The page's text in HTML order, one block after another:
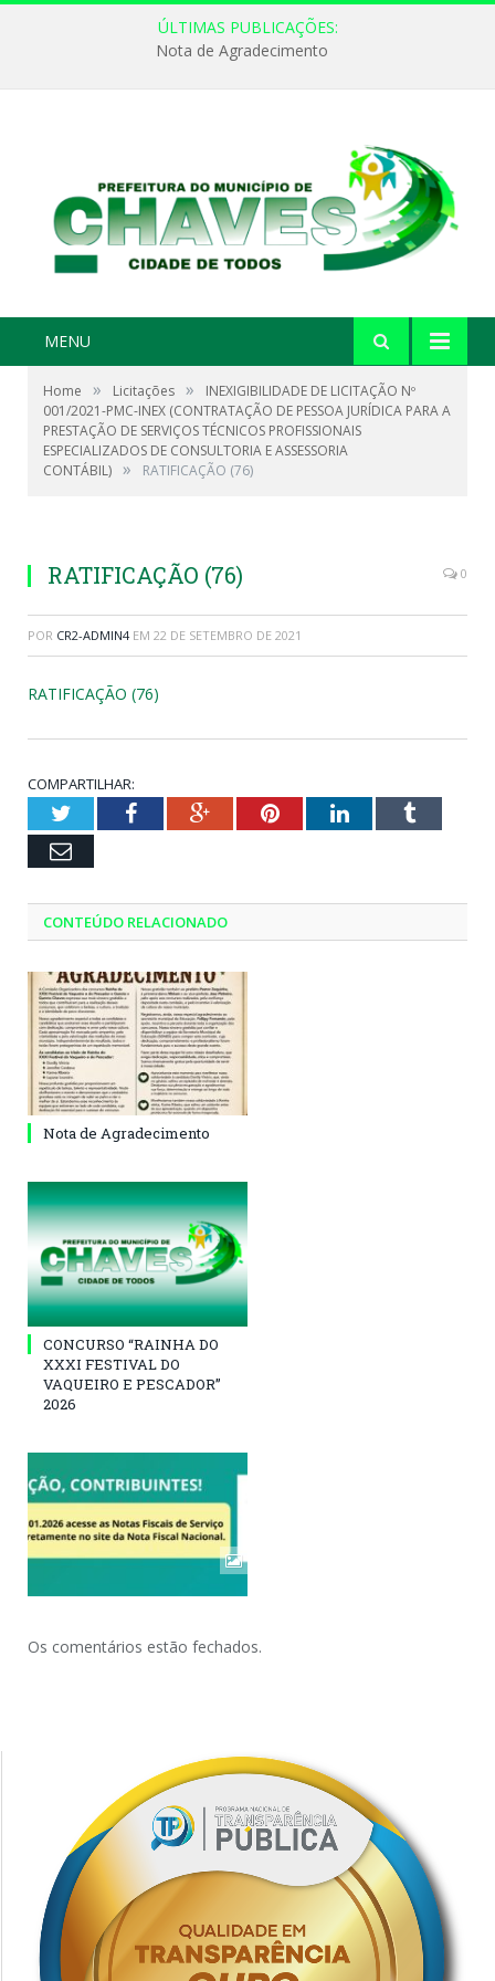
ÚLTIMAS PUBLICAÇÕES:
Nota de Agradecimento
MENU
Home » Licitações »
INEXIGIBILIDADE DE LICITAÇÃO Nº
001/2021-PMC-INEX (CONTRATAÇÃO DE PESSOA JURÍDICA PARA A
PRESTAÇÃO DE SERVIÇOS TÉCNICOS PROFISSIONAIS
ESPECIALIZADOS DE CONSULTORIA E ASSESSORIA
CONTÁBIL) » RATIFICAÇÃO (76)
RATIFICAÇÃO (76) 0
POR CR2-ADMIN4 EM 22 DE SETEMBRO DE 2021
RATIFICAÇÃO (76)
COMPARTILHAR:
TwitterFacebookGoogle+PinterestLinkedInTumblr
Email
CONTEÚDO RELACIONADO
Nota de Agradecimento
CONCURSO “RAINHA DO
XXXI FESTIVAL DO
VAQUEIRO E PESCADOR”
2026
Os comentários estão fechados.